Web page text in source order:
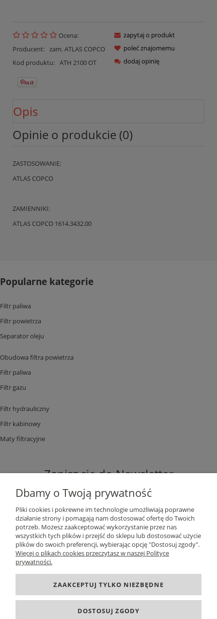
Ocena:
Producent: zam. ATLAS COPCO
Kod produktu: ATH 2100 OT
zapytaj o produkt
poleć znajomemu
dodaj opinię
Opis
Opinie o produkcie (0)
ZASTOSOWANIE:
ATLAS COPCO
ZAMIENNIKI:
ATLAS COPCO 1614.3432.00
Popularne kategorie
Filtr paliwa
Filtr powietrza
Separator oleju
Obudowa filtra powietrza
Filtr paliwa
Filtr gazu
Filtr hydrauliczny
Filtr kabinowy
Maty filtracyjne
Zapisz się do Newsletter
ZAPISZ SIĘ
Dbamy o Twoją prywatność
Pliki cookies i pokrewne im technologie umożliwiają poprawne
działanie strony i pomagają nam dostosować ofertę do Twoich
potrzeb. Możesz zaakceptować wykorzystanie przez nas
wszystkich tych plików i przejść do sklepu lub dostosować użycie
plików do swoich preferencji, wybierając opcję "Dostosuj zgody".
Więcej o plikach cookies przeczytasz w naszej Polityce
prywatności.
ZAAKCEPTUJ TYLKO NIEZBĘDNE
DOSTOSUJ ZGODY